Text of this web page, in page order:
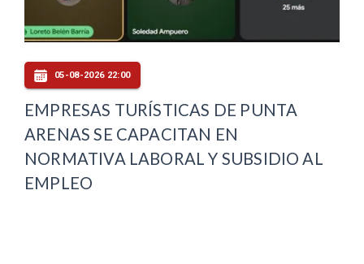
05-08-2026 22:00
EMPRESAS TURÍSTICAS DE PUNTA
ARENAS SE CAPACITAN EN
NORMATIVA LABORAL Y SUBSIDIO AL
EMPLEO